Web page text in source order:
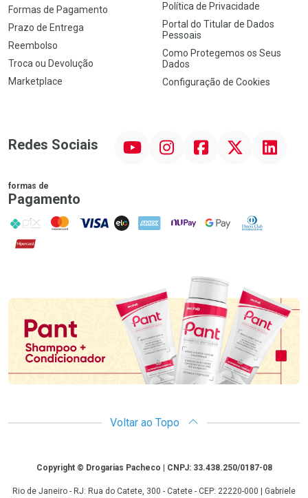
Formas de Pagamento
Prazo de Entrega
Reembolso
Troca ou Devolução
Marketplace
Política de Privacidade
Portal do Titular de Dados
Pessoais
Como Protegemos os Seus
Dados
Configuração de Cookies
Redes Sociais InstagramFacebookTwitter Linkedin
formas de
Pagamento
PIX MasterCard
VISA ELO AMEX NuPay Google PayDiners Club
Hipercard
Voltar ao Topo
CopyrightCopyright © Drogarias Pacheco | CNPJ: 33.438.250/0187-08
Rio de Janeiro - RJ: Rua do Catete, 300 - Catete - CEP: 22220-000 | Gabriele